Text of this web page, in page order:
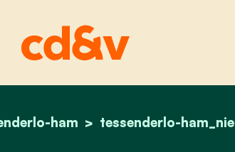
home
ham tessenderlo-
tessenderlo lanceert